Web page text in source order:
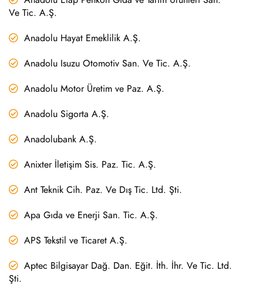
Ve Tic. A.Ş.
Anadolu Hayat Emeklilik A.Ş.
Anadolu Isuzu Otomotiv San. Ve Tic. A.Ş.
Anadolu Motor Üretim ve Paz. A.Ş.
Anadolu Sigorta A.Ş.
Anadolubank A.Ş.
Anixter İletişim Sis. Paz. Tic. A.Ş.
Ant Teknik Cih. Paz. Ve Dış Tic. Ltd. Şti.
Apa Gıda ve Enerji San. Tic. A.Ş.
APS Tekstil ve Ticaret A.Ş.
Aptec Bilgisayar Dağ. Dan. Eğit. İth. İhr. Ve Tic. Ltd.
Şti.